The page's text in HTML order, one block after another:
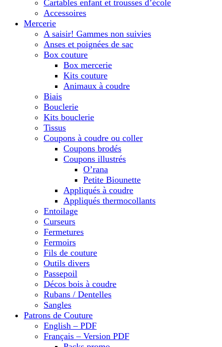
Cartables enfant et trousses d’école
Accessoires
Mercerie
A saisir! Gammes non suivies
Anses et poignées de sac
Box couture
Box mercerie
Kits couture
Animaux à coudre
Biais
Bouclerie
Kits bouclerie
Tissus
Coupons à coudre ou coller
Coupons brodés
Coupons illustrés
O’rana
Petite Biounette
Appliqués à coudre
Appliqués thermocollants
Entoilage
Curseurs
Fermetures
Fermoirs
Fils de couture
Outils divers
Passepoil
Décos bois à coudre
Rubans / Dentelles
Sangles
Patrons de Couture
English – PDF
Français – Version PDF